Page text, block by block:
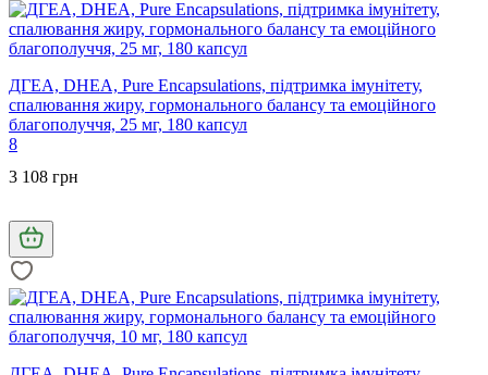
ДГЕА, DHEA, Pure Encapsulations, підтримка імунітету,
спалювання жиру, гормонального балансу та емоційного
благополуччя, 25 мг, 180 капсул
8
3 108 грн